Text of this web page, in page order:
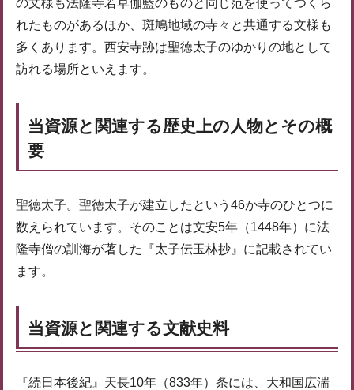
れたものがあるほか、斑鳩地域の寺々と共通する文様も
多くあります。西安寺跡は聖徳太子のゆかりの地として
訪れる場所といえます。
当資源と関連する歴史上の人物とその概
要
聖徳太子。聖徳太子が建立したという46か寺のひとつに
数えられています。そのことは文安5年（1448年）に法
隆寺僧の訓海が著した『太子伝玉林抄』に記載されてい
ます。
当資源と関連する文献史料
『続日本後紀』天長10年（833年）条には、大和国広湍